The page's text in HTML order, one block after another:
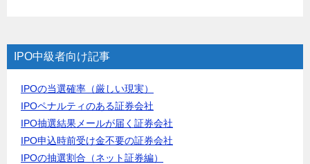
IPO中級者向け記事
IPOの当選確率（厳しい現実）
IPOペナルティのある証券会社
IPO抽選結果メールが届く証券会社
IPO申込時前受け金不要の証券会社
IPOの抽選割合（ネット証券編）